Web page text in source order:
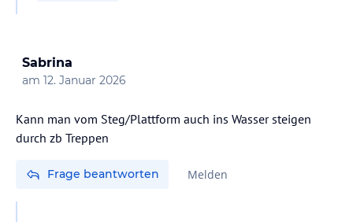
Sabrina
am 12. Januar 2026
Kann man vom Steg/Plattform auch ins Wasser steigen
durch zb Treppen
Frage beantworten Melden